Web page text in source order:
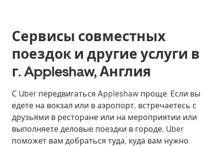
Сервисы совместных
поездок и другие услуги в
г. Appleshaw, Англия
С Uber передвигаться Appleshaw проще. Если вы
едете на вокзал или в аэропорт, встречаетесь с
друзьями в ресторане или на мероприятии или
выполняете деловые поездки в городе, Uber
поможет вам добраться туда, куда вам нужно.